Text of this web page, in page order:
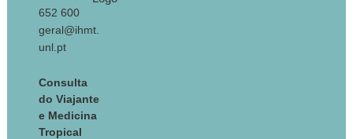
652 600
geral@ihmt.
unl.pt
Consulta
do Viajante
e Medicina
Tropical